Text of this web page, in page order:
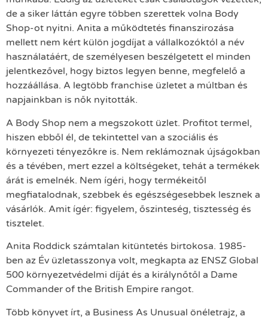
de a siker láttán egyre többen szerettek volna Body
Shop-ot nyitni. Anita a működtetés finanszirozása
mellett nem kért külön jogdíjat a vállalkozóktól a név
használatáért, de személyesen beszélgetett el minden
jelentkezővel, hogy biztos legyen benne, megfelelő a
hozzáállása. A legtöbb franchise üzletet a múltban és
napjainkban is nők nyitották.
A Body Shop nem a megszokott üzlet. Profitot termel,
hiszen ebből él, de tekintettel van a szociális és
környezeti tényezőkre is. Nem reklámoznak újságokban
és a tévében, mert ezzel a költségeket, tehát a termékek
árát is emelnék. Nem ígéri, hogy termékeitől
megfiatalodnak, szebbek és egészségesebbek lesznek a
vásárlók. Amit ígér: figyelem, őszinteség, tisztesség és
tisztelet.
Anita Roddick számtalan kitüntetés birtokosa. 1985-
ben az Év üzletasszonya volt, megkapta az ENSZ Global
500 környezetvédelmi díját és a királynőtől a Dame
Commander of the British Empire rangot.
Több könyvet írt, a Business As Unusual önéletrajz, a